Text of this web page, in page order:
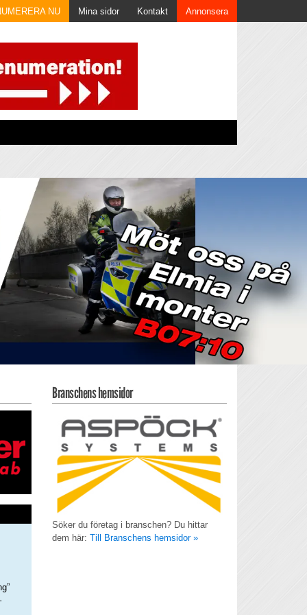
NU Mina sidor Kontakt Annonsera
Branschens hemsidor
Söker du företag i branschen? Du hittar
dem här: Till Branschens hemsidor »